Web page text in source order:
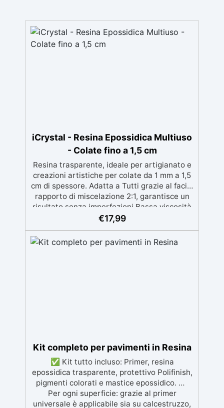
iCrystal - Resina Epossidica Multiuso
- Colate fino a 1,5 cm
Resina trasparente, ideale per artigianato e
creazioni artistiche per colate da 1 mm a 1,5
cm di spessore. Adatta a Tutti grazie al facile
rapporto di miscelazione 2:1, garantisce un
risultato senza imperfezioni Bassa viscosità
per colate senza bolle, compatibile con
materiali. Certificata post-catalisi atossica e
sicura per il contatto con la pelle, Bpa Free e
€17,99
Kit completo per pavimenti in Resina
✅ Kit tutto incluso: Primer, resina
epossidica trasparente, protettivo Polifinish,
pigmenti colorati e mastice epossidico. ✅
Per ogni superficie: grazie al primer
universale è applicabile sia su calcestruzzo,